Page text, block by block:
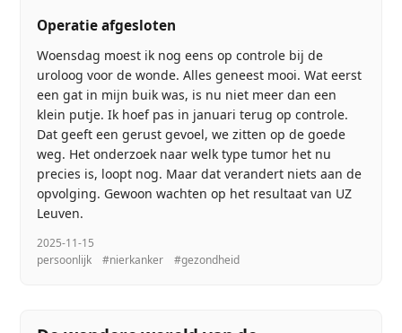
Operatie afgesloten
Woensdag moest ik nog eens op controle bij de
uroloog voor de wonde. Alles geneest mooi. Wat eerst
een gat in mijn buik was, is nu niet meer dan een
klein putje. Ik hoef pas in januari terug op controle.
Dat geeft een gerust gevoel, we zitten op de goede
weg. Het onderzoek naar welk type tumor het nu
precies is, loopt nog. Maar dat verandert niets aan de
opvolging. Gewoon wachten op het resultaat van UZ
Leuven.
2025-11-15
persoonlijk
#nierkanker #gezondheid